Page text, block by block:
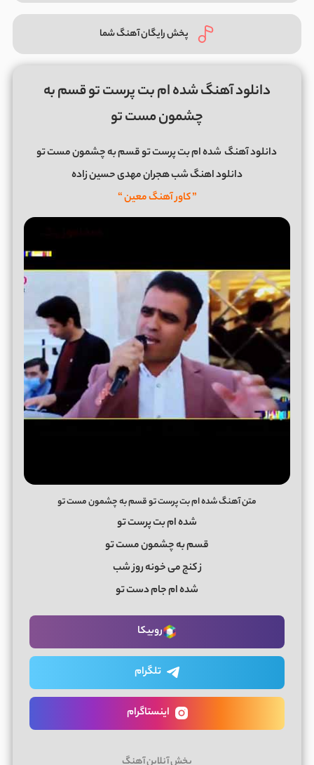
پخش رایگان آهنگ شما
دانلود آهنگ شده ام بت پرست تو قسم به
چشمون مست تو
دانلود آهنگ شده ام بت پرست تو قسم به چشمون مست تو
دانلود اهنگ شب هجران مهدی حسین زاده
” کاور آهنگ معین “
متن آهنگ شده ام بت پرست تو قسم به چشمون مست تو
شده ام بت پرست تو
قسم به چشمون مست تو
ز کنج می خونه روز شب
شده ام جام دست تو
روبیکا
تلگرام
اینستاگرام
پخش آنلاین آهنگ